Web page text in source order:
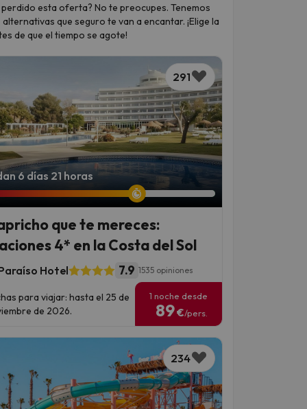
perdido esta oferta? No te preocupes. Tenemos
que seguro te van a encantar. ¡Elige la
de que el tiempo se agote!
291
6 días 21 horas
que te mereces:
4* en la Costa del Sol
Hotel 7.9 1535 opiniones
para viajar: hasta el 25 de
de 2026.
1 noche desde
89€/pers.
234